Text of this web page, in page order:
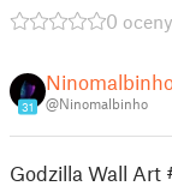
0 oceny
31 @Ninomalbinho
Godzilla Wall Art